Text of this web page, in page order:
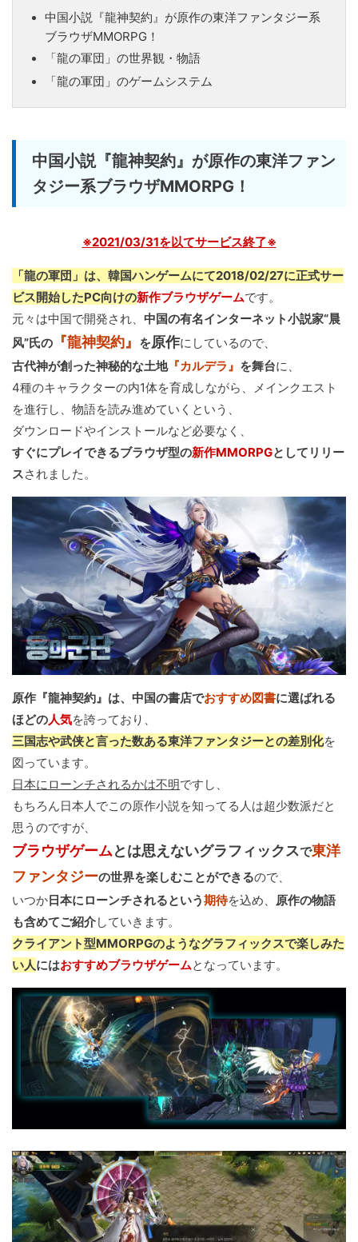
中国小説『龍神契約』が原作の東洋ファンタジー系
ブラウザMMORPG！
「龍の軍団」の世界観・物語
「龍の軍団」のゲームシステム
中国小説『龍神契約』が原作の東洋ファン
タジー系ブラウザMMORPG！
※2021/03/31を以てサービス終了※
「龍の軍団」は、韓国ハンゲームにて2018/02/27に正式サー
ビス開始したPC向けの新作ブラウザゲームです。
元々は中国で開発され、 中国の有名インターネット小説家“晨
风”氏の 『龍神契約』 を原作にしているので、
古代神が創った神秘的な土地『カルデラ』 を舞台に、
4種のキャラクターの内1体を育成しながら、メインクエスト
を進行し、物語を読み進めていくという、
ダウンロードやインストールなど必要なく、
すぐにプレイできるブラウザ型の新作MMORPGとしてリリー
スされました。
原作『龍神契約』は、中国の書店でおすすめ図書に選ばれる
ほどの人気を誇っており、
三国志や武侠と言った数ある東洋ファンタジーとの差別化を
図っています。
日本にローンチされるかは不明ですし、
もちろん日本人でこの原作小説を知ってる人は超少数派だと
思うのですが、
ブラウザゲームとは思えないグラフィックスで東洋
ファンタジーの世界を楽しむことができるので、
いつか日本にローンチされるという期待を込め、 原作の物語
も含めてご紹介していきます。
クライアント型MMORPGのようなグラフィックスで楽しみた
い人にはおすすめブラウザゲームとなっています。